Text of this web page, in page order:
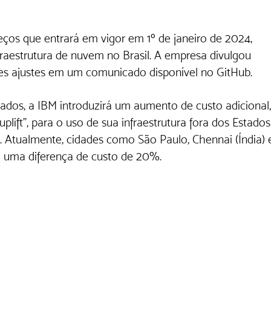
que entrará em vigor em 1º de janeiro de 2024,
de nuvem no Brasil. A empresa divulgou
ajustes em um comunicado disponível no GitHub.
a IBM introduzirá um aumento de custo
para o uso de sua infraestrutura fora dos
cidades como São Paulo, Chennai (Índia)
diferença de custo de 20%.